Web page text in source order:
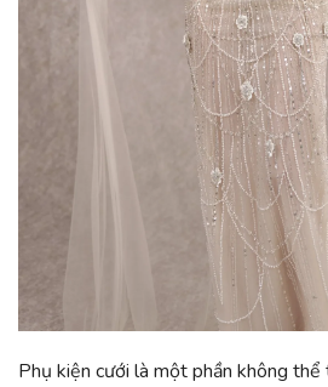
Phụ kiện cưới là một phần không